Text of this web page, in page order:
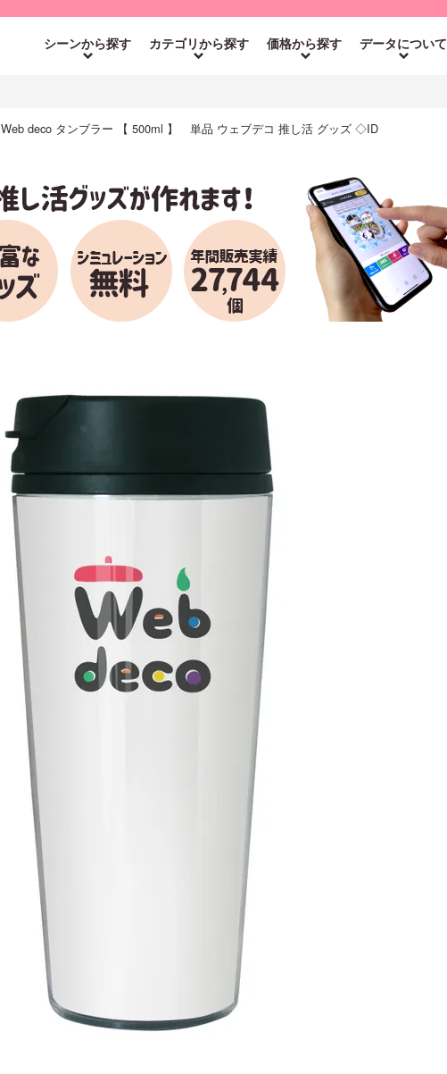
シーンから探す カテゴリから探す 価格から探す データについて
Web deco タンブラー 【 500ml 】 単品 ウェブデコ 推し活 グッズ ◇ID